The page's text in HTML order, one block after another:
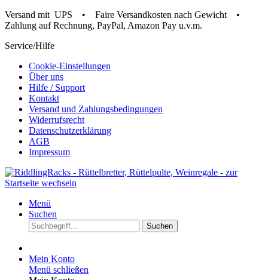
Versand mit UPS • Faire Versandkosten nach Gewicht •
Zahlung auf Rechnung, PayPal, Amazon Pay u.v.m.
Service/Hilfe
Cookie-Einstellungen
Über uns
Hilfe / Support
Kontakt
Versand und Zahlungsbedingungen
Widerrufsrecht
Datenschutzerklärung
AGB
Impressum
Menü
Suchen
Suchen
Mein Konto
Menü schließen